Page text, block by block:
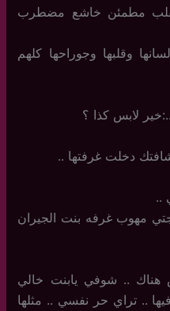
بقلب مطمئن خاشع مضطرب
وقلبها وجوراحها كلهم
لابس كذا ؟
دخلت غرفتها ..
..
مهوب غرفه بنت الجيران
.. شوفي يابنت خالي
.. تراي حر نفسي .. مثلها